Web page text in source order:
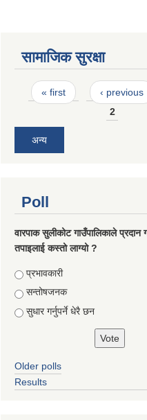
सामाजिक सुरक्षा
Pages
« first ‹ previous
2
अन्य
Poll
वारपाक सुलीकोट गाउँपालिकाले प्रदान
तपाइलाई कस्तो लाग्यो ?
Choices
प्रभावकारी
सन्तोषजनक
सुधार गर्नुपर्ने धेरै छन
Older polls
Results